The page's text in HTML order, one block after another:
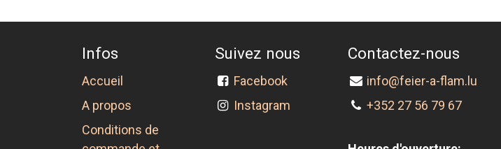
Infos
Accueil
A propos
Conditions de
Suivez nous
Facebook
Instagram
Contactez-nous
info@feier-a-flam.lu
+352 27 56 79 67